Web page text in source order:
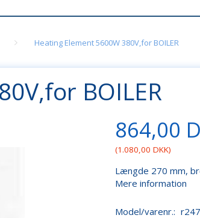
Heating Element 5600W 380V,for BOILER
BOILER
864,00
(1.080,00 DKK)
Længde 270 mm,
Mere information
Model/varenr.: